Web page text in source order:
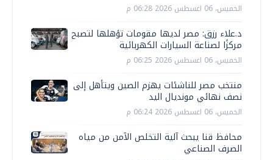
الخميس، 06 اغسطس 2026 06:28 م
د.علاء رزق: مصر لديها مقومات تؤهلها لتصبح
مركزًا لصناعة السيارات الكهربائية
الخميس، 06 اغسطس 2026 06:25 م
منتخب مصر للناشئات يهزم الصين ويتأهل إلى
نصف نهائي مونديال اليد
الخميس، 06 اغسطس 2026 06:24 م
محافظ قنا يبحث آلية التخلص الآمن من مياه
الصرف الصناعي